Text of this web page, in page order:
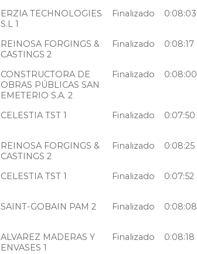
ERZIA TECHNOLOGIES
S.L 1
Finalizado 0:08:03
REINOSA FORGINGS &
CASTINGS 2
Finalizado 0:08:17
CONSTRUCTORA DE
OBRAS PÚBLICAS SAN
EMETERIO S.A. 2
Finalizado 0:08:00
CELESTIA TST 1 Finalizado 0:07:50
REINOSA FORGINGS &
CASTINGS 2
Finalizado 0:08:25
CELESTIA TST 1 Finalizado 0:07:52
SAINT-GOBAIN PAM 2 Finalizado 0:08:08
ALVAREZ MADERAS Y
ENVASES 1
Finalizado 0:08:18